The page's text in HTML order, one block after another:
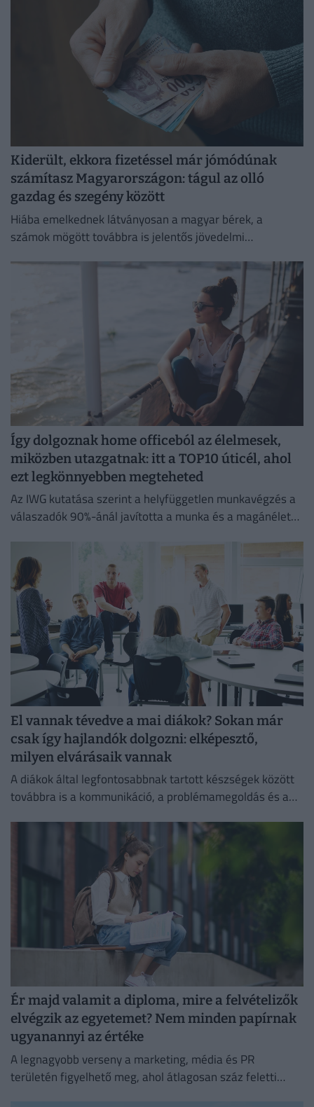
Kiderült, ekkora fizetéssel már jómódúnak
számítasz Magyarországon: tágul az olló
gazdag és szegény között
Hiába emelkednek látványosan a magyar bérek, a
számok mögött továbbra is jelentős jövedelmi
Így dolgoznak home officeból az élelmesek,
miközben utazgatnak: itt a TOP10 úticél, ahol
ezt legkönnyebben megteheted
Az IWG kutatása szerint a helyfüggetlen munkavégzés a
válaszadók 90%-ánál javította a munka és a magánélet
El vannak tévedve a mai diákok? Sokan már
csak így hajlandók dolgozni: elképesztő,
milyen elvárásaik vannak
A diákok által legfontosabbnak tartott készségek között
továbbra is a kommunikáció, a problémamegoldás és a
Ér majd valamit a diploma, mire a felvételizők
elvégzik az egyetemet? Nem minden papírnak
ugyanannyi az értéke
A legnagyobb verseny a marketing, média és PR
területén figyelhető meg, ahol átlagosan száz feletti